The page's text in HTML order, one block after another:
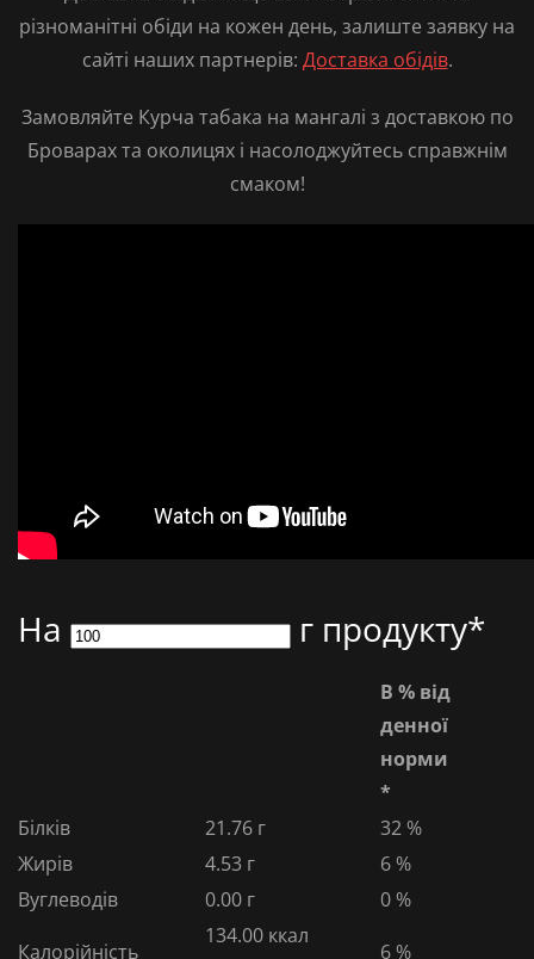
різноманітні обіди на кожен день, залиште заявку на
сайті наших партнерів: Доставка обідів.
Замовляйте Курча табака на мангалі з доставкою по
Броварахта околицях і насолоджуйтесь справжнім
смаком!
На г продукту*
В % від
денної
норми
*
Білків
21.76 г
32 %
Жирів
4.53 г
6 %
Вуглеводів
0.00 г
0 %
Калорійність
134.00 ккал
6 %